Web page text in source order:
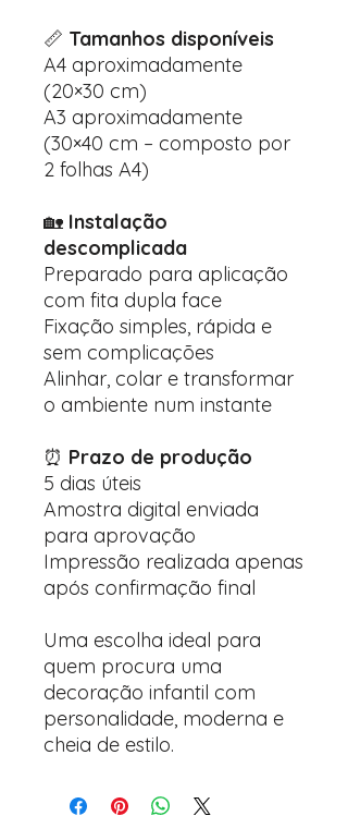
📏 Tamanhos disponíveis
A4 aproximadamente
(20×30 cm)
A3 aproximadamente
(30×40 cm – composto por
2 folhas A4)
🏡 Instalação
descomplicada
Preparado para aplicação
com fita dupla face
Fixação simples, rápida e
sem complicações
Alinhar, colar e transformar
o ambiente num instante
⏰ Prazo de produção
5 dias úteis
Amostra digital enviada
para aprovação
Impressão realizada apenas
após confirmação final
Uma escolha ideal para
quem procura uma
decoração infantil com
personalidade, moderna e
cheia de estilo.